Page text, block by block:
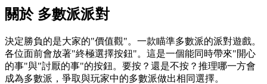
關於 多數派派對
決定勝負的是大家的"價值觀"。一款瞄準多數派的派對遊戲。
各位面前會放著"終極選擇按鈕"。這是一個能同時帶來"開心
的事"與"討厭的事"的按鈕。要按？還是不按？推理哪一方會
成為多數派，爭取與玩家中的多數派做出相同選擇。